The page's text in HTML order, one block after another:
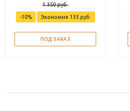
1 350руб.
-10% Экономия 135руб.
ПОД ЗАКАЗ